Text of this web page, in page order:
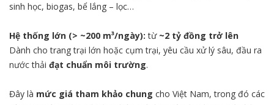
sinh học, biogas, bể lắng – lọc…
Hệ thống lớn (> ~200 m³/ngày): từ ~2 tỷ đồng trở lên
Dành cho trang trại lớn hoặc cụm trại, yêu cầu xử lý sâu, đầu ra
nước thải đạt chuẩn môi trường.
Đây là mức giá tham khảo chung cho Việt Nam, trong đó các